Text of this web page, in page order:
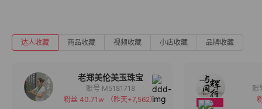
达人收藏 商品收藏 视频收藏 小店收藏 品牌收藏
老郑美伦美玉珠宝
备注
账号 M5181718
粉丝 40.71w
（昨天+7,562）